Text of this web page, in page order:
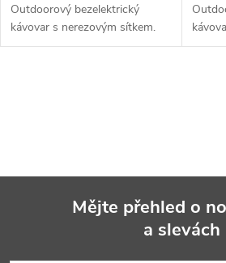
Outdoorový bezelektrický
kávovar s nerezovým sítkem.
Mějte přehled o
a slevách